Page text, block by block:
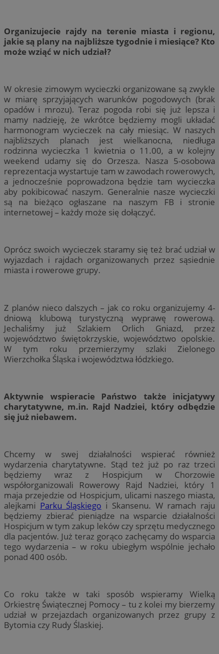
Organizujecie rajdy na terenie miasta i regionu,
jakie są plany na najbliższe tygodnie i miesiące? Kto
może wziąć w nich udział?
W okresie zimowym wycieczki organizowane są zwykle
w miarę sprzyjających warunków pogodowych (brak
opadów i mrozu). Teraz pogoda robi się już lepsza i
mamy nadzieję, że wkrótce będziemy mogli układać
harmonogram wycieczek na cały miesiąc. W naszych
najbliższych planach jest wielkanocna, niedługa
rodzinna wycieczka 1 kwietnia o 11.00, a w kolejny
weekend udamy się do Orzesza. Nasza 5-osobowa
reprezentacja wystartuje tam w zawodach rowerowych,
a jednocześnie poprowadzona będzie tam wycieczka
aby pokibicować naszym. Generalnie nasze wycieczki
są na bieżąco ogłaszane na naszym FB i stronie
internetowej – każdy może się dołączyć.
Oprócz swoich wycieczek staramy się też brać udział w
wyjazdach i rajdach organizowanych przez sąsiednie
miasta i rowerowe grupy.
Z planów nieco dalszych – jak co roku organizujemy 4-
dniową klubową turystyczną wyprawę rowerową.
Jechaliśmy już Szlakiem Orlich Gniazd, przez
województwo świętokrzyskie, województwo opolskie.
W tym roku przemierzymy szlaki Zielonego
Wierzchołka Śląska i województwa łódzkiego.
Aktywnie wspieracie Państwo także inicjatywy
charytatywne, m.in. Rajd Nadziei, który odbędzie
się już niebawem.
Chcemy w swej działalności wspierać również
wydarzenia charytatywne. Stąd też już po raz trzeci
będziemy wraz z Hospicjum w Chorzowie
współorganizowali Rowerowy Rajd Nadziei, który 1
maja przejedzie od Hospicjum, ulicami naszego miasta,
alejkami Parku Śląskiego i Skansenu. W ramach raju
będziemy zbierać pieniądze na wsparcie działalności
Hospicjum w tym zakup leków czy sprzętu medycznego
dla pacjentów. Już teraz gorąco zachęcamy do wsparcia
tego wydarzenia – w roku ubiegłym wspólnie jechało
ponad 400 osób.
Co roku także w taki sposób wspieramy Wielką
Orkiestrę Świątecznej Pomocy – tu z kolei my bierzemy
udział w przejazdach organizowanych przez grupy z
Bytomia czy Rudy Ślaskiej.